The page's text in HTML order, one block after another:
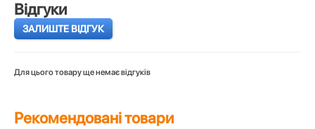
Відгуки
ЗАЛИШТЕ ВІДГУК
Для цього товару ще немає відгуків
Рекомендовані товари